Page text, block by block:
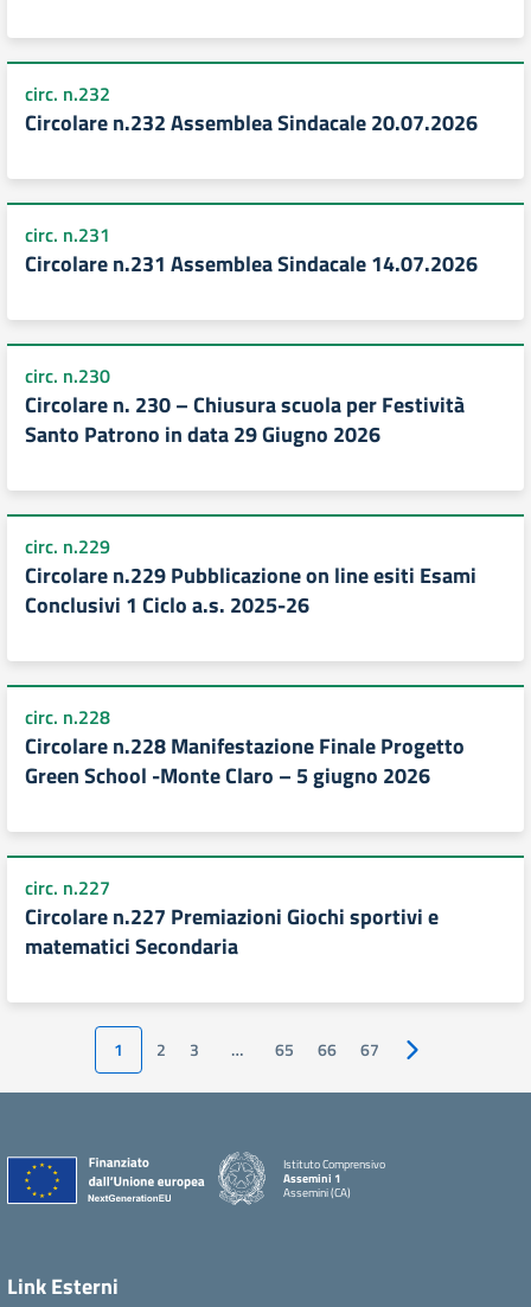
circ. n.232
Circolare n.232 Assemblea Sindacale 20.07.2026
circ. n.231
Circolare n.231 Assemblea Sindacale 14.07.2026
circ. n.230
Circolare n. 230 – Chiusura scuola per Festività
Santo Patrono in data 29 Giugno 2026
circ. n.229
Circolare n.229 Pubblicazione on line esiti Esami
Conclusivi 1 Ciclo a.s. 2025-26
circ. n.228
Circolare n.228 Manifestazione Finale Progetto
Green School -Monte Claro – 5 giugno 2026
circ. n.227
Circolare n.227 Premiazioni Giochi sportivi e
matematici Secondaria
1 2 3 … 65 66 67 Pagina
Istituto Comprensivo
Assemini 1
Assemini (CA)
Link Esterni